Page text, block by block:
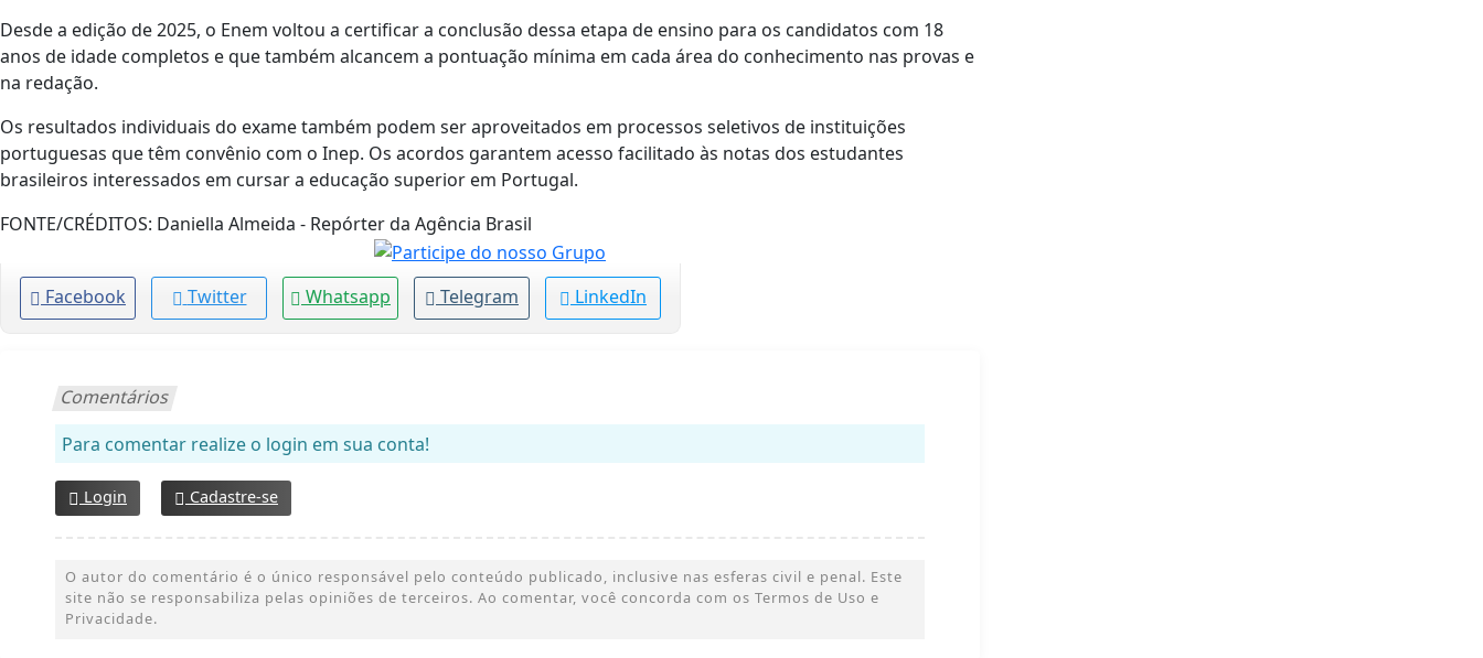
Desde a edição de 2025, o Enem voltou a certificar a conclusão dessa etapa de ensino para os candidatos com 18
anos de idade completos e que também alcancem a pontuação mínima em cada área do conhecimento nas provas e
na redação.
Os resultados individuais do exame também podem ser aproveitados em processos seletivos de instituições
portuguesas que têm convênio com o Inep. Os acordos garantem acesso facilitado às notas dos estudantes
brasileiros interessados em cursar a educação superior em Portugal.
FONTE/CRÉDITOS: Daniella Almeida - Repórter da Agência Brasil
Facebook Twitter Whatsapp Telegram LinkedIn
Comentários
Para comentar realize o login em sua conta!
Login Cadastre-se
O autor do comentário é o único responsável pelo conteúdo publicado, inclusive nas esferas civil e penal. Este
site não se responsabiliza pelas opiniões de terceiros. Ao comentar, você concorda com os Termos de Uso e
Privacidade.